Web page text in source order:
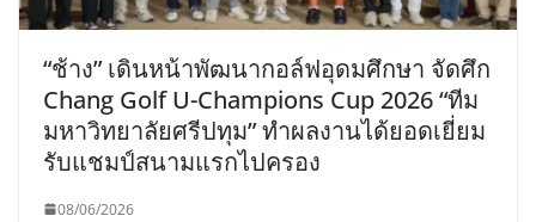
“ช้าง” เดินหน้าพัฒนากอล์ฟอุดมศึกษา จัดศึก
Chang Golf U-Champions Cup 2026 “ทีม
มหาวิทยาลัยศรีปทุม” ทำผลงานได้ยอดเยี่ยม
รับแชมป์สนามแรกไปครอง
08/06/2026